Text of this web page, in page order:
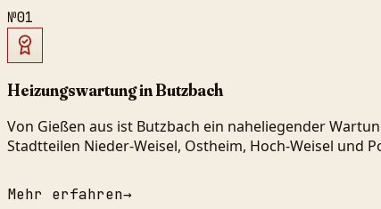
№01
Heizungswartung in Butzbach
Von Gießen aus ist Butzbach ein naheliegender
Stadtteilen Nieder-Weisel, Ostheim, Hoch-Weisel und
Mehr erfahren→